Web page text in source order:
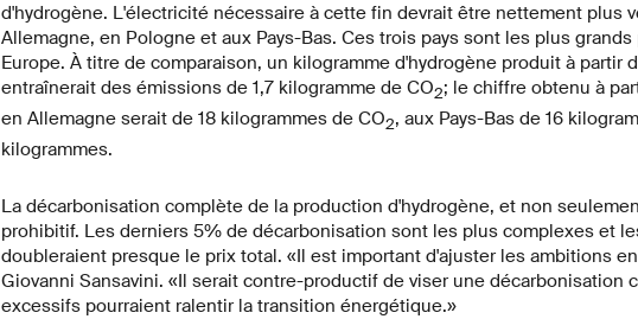
d'hydrogène. L'électricité nécessaire à cette fin devrait être nettement plus
Allemagne, en Pologne et aux Pays-Bas. Ces trois pays sont les plus
Europe. À titre de comparaison, un kilogramme d'hydrogène produit à partir
entraînerait des émissions de 1,7 kilogramme de CO2; le chiffre obtenu à
en Allemagne serait de 18 kilogrammes de CO2, aux Pays-Bas de 16
kilogrammes.
La décarbonisation complète de la production d'hydrogène, et non
prohibitif. Les derniers 5% de décarbonisation sont les plus complexes et
doubleraient presque le prix total. «Il est important d'ajuster les ambitions
Giovanni Sansavini. «Il serait contre-productif de viser une décarbonisation
excessifs pourraient ralentir la transition énergétique.»